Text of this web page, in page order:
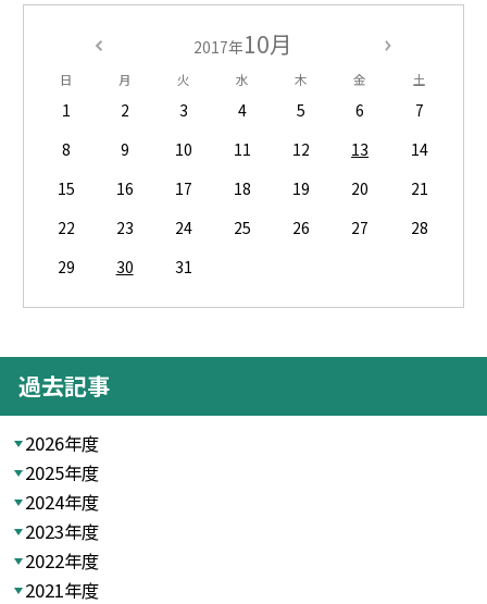
2017年10月
日 月 火 水 木 金 土
1 2 3 4 5 6
7
8
9 10 11 12 13
14
15
16 17 18 19 20
21
22
23 24 25 26 27
28
29
30 31
過去記事
2026年度
2025年度
2024年度
2023年度
2022年度
2021年度